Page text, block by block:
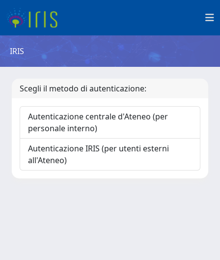
IRIS
Scegli il metodo di autenticazione:
Autenticazione centrale d'Ateneo (per
personale interno)
Autenticazione IRIS (per utenti esterni
all'Ateneo)